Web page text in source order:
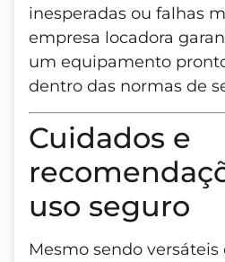
inesperadas ou falhas
empresa locadora
um equipamento
dentro das normas de
Cuidados e
uso seguro
Mesmo sendo versáteis